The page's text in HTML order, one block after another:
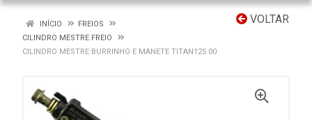
VOLTAR
INÍCIO
FREIOS
CILINDRO MESTRE FREIO
CILINDRO MESTRE BURRINHO E MANETE TITAN125 00